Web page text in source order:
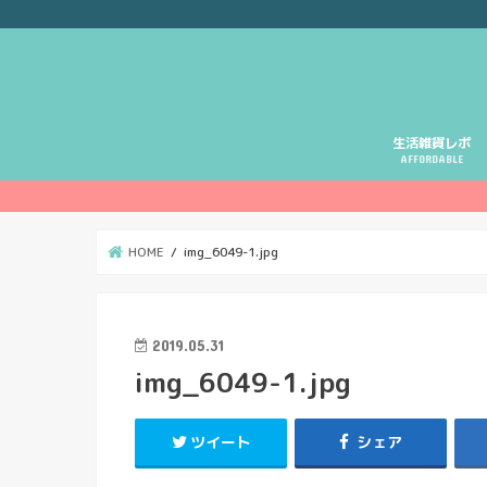
生活雑貨レポ
AFFORDABLE
HOME img_6049-1.jpg
2019.05.31
img_6049-1.jpg
ツイート シェア